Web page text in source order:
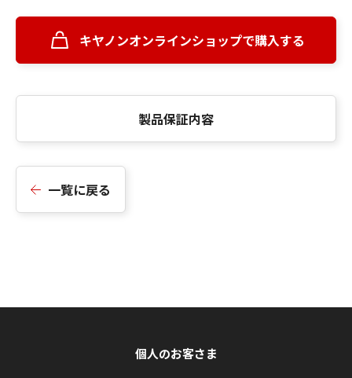
キヤノンオンラインショップで購入する
製品保証内容
一覧に戻る
個人のお客さま